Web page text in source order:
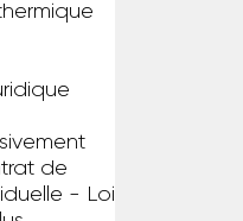
de
- Loi